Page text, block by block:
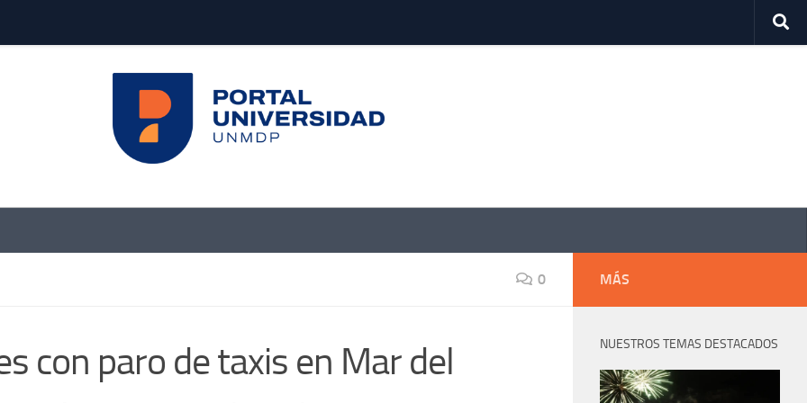
0
con paro de taxis en Mar del
MÁS
NUESTROS TEMAS DESTACADOS